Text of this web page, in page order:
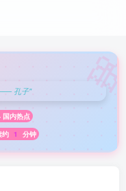
孔子"
内热点
1 分钟